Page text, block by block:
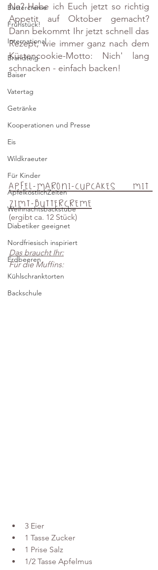
Buttercreme
Frühstück!
International
Brandteig
Baiser
Vatertag
Getränke
Kooperationen und Presse
Eis
Wildkraeuter
Für Kinder
ApfelköstlichZeiten
Weihnachtsbackstube
Diabetiker geeignet
Nordfriesisch inspiriert
Erdbeeren
Kühlschranktorten
Backschule
Na? Habe ich Euch jetzt so richtig
Appetit auf Oktober gemacht?
Dann bekommt Ihr jetzt schnell das
Rezept, wie immer ganz nach dem
Küstencookie-Motto: Nich' lang
schnacken - einfach backen!
Apfel-Maroni-Cupcakes mit
Zimt-Buttercreme
(ergibt ca. 12 Stück)
Das braucht Ihr:
Für die Muffins:
3 Eier
1 Tasse Zucker
1 Prise Salz
1/2 Tasse Apfelmus